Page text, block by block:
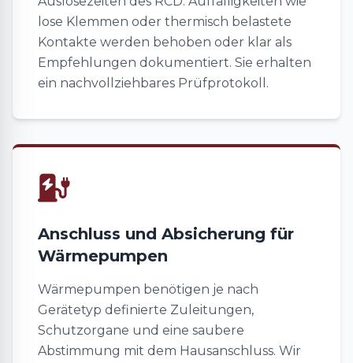
lose Klemmen oder thermisch belastete
Kontakte werden behoben oder klar als
Empfehlungen dokumentiert. Sie erhalten
ein nachvollziehbares Prüfprotokoll.
Anschluss und Absicherung für
Wärmepumpen
Wärmepumpen benötigen je nach
Gerätetyp definierte Zuleitungen,
Schutzorgane und eine saubere
Abstimmung mit dem Hausanschluss. Wir